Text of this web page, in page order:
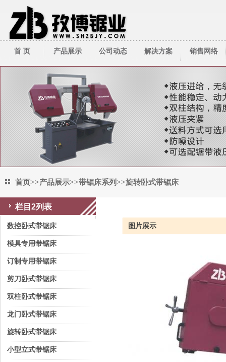
首 页 产品展示
带锯床系列
带锯条系列
圆锯机/切管机
其它周边产品
公司动态
公司新闻
行业新闻
解决方案
技术资料
销售网络
首页>>产品展示>>带锯床系列>>旋转卧式带锯床
旋转卧式带锯床
栏目2列表
数控卧式带锯床
模具专用带锯床
订制专用带锯床
剪刀卧式带锯床
双柱卧式带锯床
龙门卧式带锯床
旋转卧式带锯床
小型立式带锯床
图片展示